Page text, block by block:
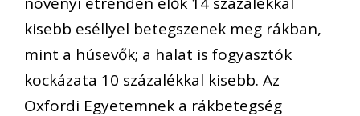
kisebb eséllyel betegszenek meg rákban,
mint a húsevők; a halat is fogyasztók
kockázata 10 százalékkal kisebb. Az
Oxfordi Egyetemnek a rákbetegség